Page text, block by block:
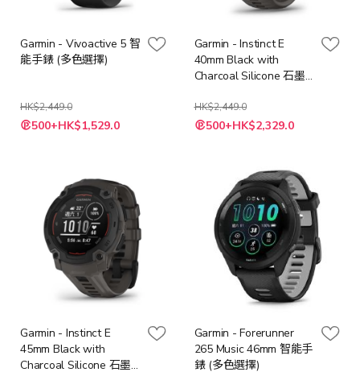
Garmin - Vivoactive 5 智
能手錶 (多色選擇)
HK$2,449.0
500+HK$1,529.0
Garmin - Instinct E
40mm Black with
Charcoal Silicone 石墨
HK$2,449.0
特
殊 500+HK$2,329.0
Garmin - Instinct E
45mm Black with
Charcoal Silicone 石墨
Garmin - Forerunner
265 Music 46mm 智能手
錶 (多色選擇)